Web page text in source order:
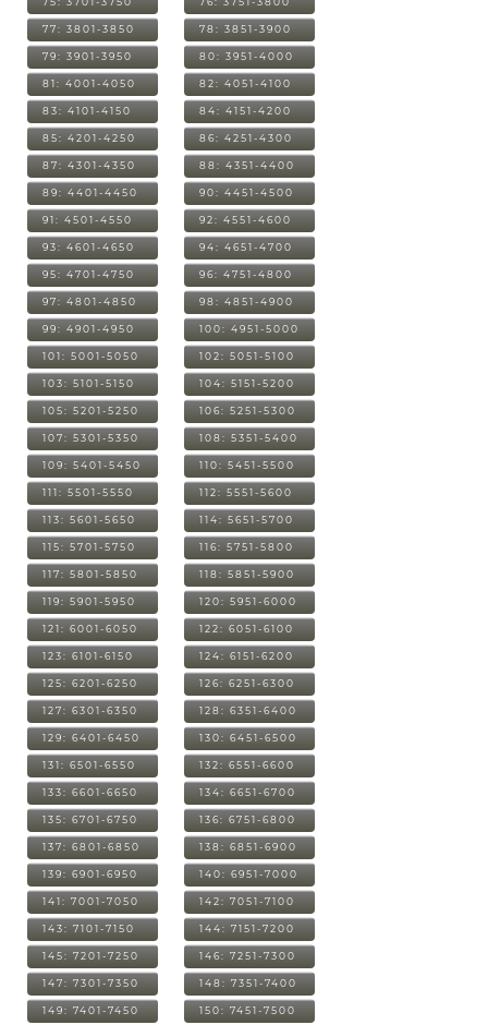
77: 3801-3850 78: 3851-3900
79: 3901-3950 80: 3951-4000
81: 4001-4050 82: 4051-4100
83: 4101-4150 84: 4151-4200
85: 4201-4250 86: 4251-4300
87: 4301-4350 88: 4351-4400
89: 4401-4450 90: 4451-4500
91: 4501-4550 92: 4551-4600
93: 4601-4650 94: 4651-4700
95: 4701-4750 96: 4751-4800
97: 4801-4850 98: 4851-4900
99: 4901-4950 100: 4951-5000
101: 5001-5050 102: 5051-5100
103: 5101-5150 104: 5151-5200
105: 5201-5250 106: 5251-5300
107: 5301-5350 108: 5351-5400
109: 5401-5450 110: 5451-5500
111: 5501-5550 112: 5551-5600
113: 5601-5650 114: 5651-5700
115: 5701-5750 116: 5751-5800
117: 5801-5850 118: 5851-5900
119: 5901-5950 120: 5951-6000
121: 6001-6050 122: 6051-6100
123: 6101-6150 124: 6151-6200
125: 6201-6250 126: 6251-6300
127: 6301-6350 128: 6351-6400
129: 6401-6450 130: 6451-6500
131: 6501-6550 132: 6551-6600
133: 6601-6650 134: 6651-6700
135: 6701-6750 136: 6751-6800
137: 6801-6850 138: 6851-6900
139: 6901-6950 140: 6951-7000
141: 7001-7050 142: 7051-7100
143: 7101-7150 144: 7151-7200
145: 7201-7250 146: 7251-7300
147: 7301-7350 148: 7351-7400
149: 7401-7450 150: 7451-7500